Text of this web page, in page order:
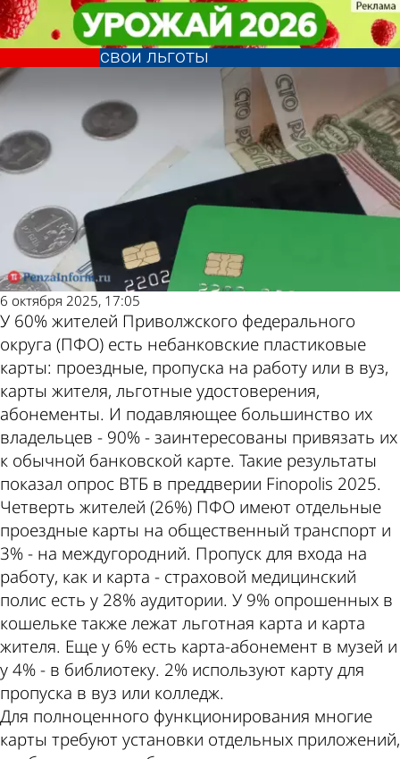
90% жителей ПФО хотели бы
привязать к банковской карте
свои льготы
Общество
6 октября 2025, 17:05
У 60% жителей Приволжского федерального
округа (ПФО) есть небанковские пластиковые
карты: проездные, пропуска на работу или в вуз,
карты жителя, льготные удостоверения,
абонементы. И подавляющее большинство их
владельцев - 90% - заинтересованы привязать их
к обычной банковской карте. Такие результаты
показал опрос ВТБ в преддверии Finopolis 2025.
Четверть жителей (26%) ПФО имеют отдельные
проездные карты на общественный транспорт и
3% - на междугородний. Пропуск для входа на
работу, как и карта - страховой медицинский
полис есть у 28% аудитории. У 9% опрошенных в
кошельке также лежат льготная карта и карта
жителя. Еще у 6% есть карта-абонемент в музей и
у 4% - в библиотеку. 2% используют карту для
пропуска в вуз или колледж.
Для полноценного функционирования многие
карты требуют установки отдельных приложений,
90% жителей ПФО хотели бы
привязать к банковской карте
свои льготы
Общество
Другие новости
по теме
Погода и курсы
валют в Пензе